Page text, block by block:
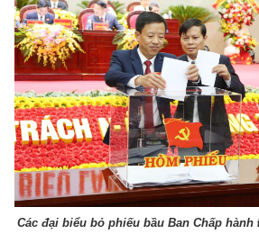
Các đại biểu bỏ phiếu bầu Ban Chấp